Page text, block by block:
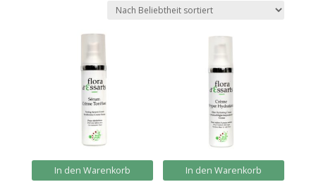
In den Warenkorb In den Warenkorb